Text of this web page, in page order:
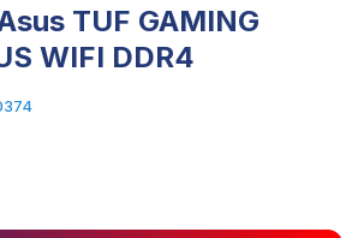
TUF GAMING
WIFI DDR4